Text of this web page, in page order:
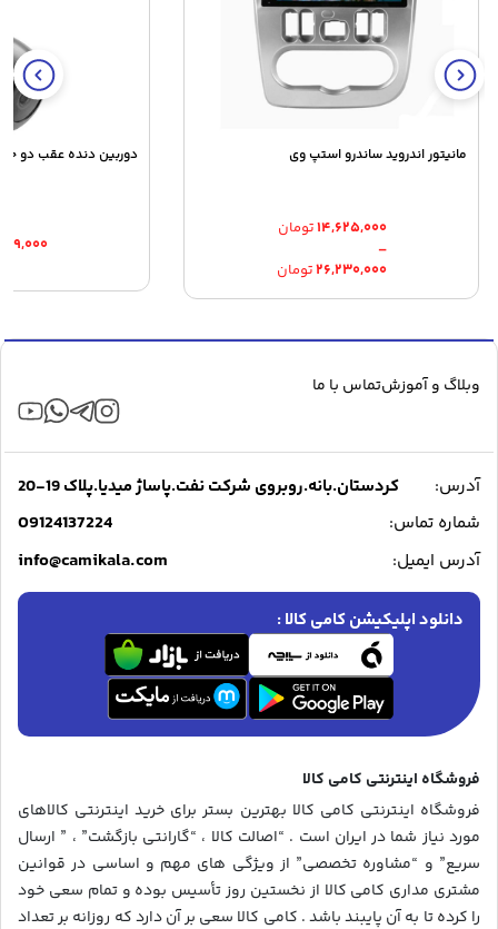
مانیتور اندروید ساندرو استپ وی
۲۶,۲۳۰,۰۰۰تومان
–
۱۴,۶۲۵,۰۰۰تومان
Price
range:
۱۴,۶۲۵,۰۰۰ تومان
۲۶,۲۳۰,۰۰۰ تومان
دوربین دنده عقب دو
وبلاگ و آموزشتماس با ما
آدرس:
کردستان.بانه.روبروی شرکت نفت.پاساژ میدیا.پلاک 19-20
شماره تماس:
09124137224
آدرس ایمیل: info@camikala.com
دانلود اپلیکیشن کامی کالا :
فروشگاه اینترنتی کامی کالا
فروشگاه اینترنتی کامی کالا بهترین بستر برای خرید اینترنتی کالاهای
مورد نیاز شما در ایران است . “اصالت کالا ، “گارانتی بازگشت” ، ” ارسال
سریع” و “مشاوره تخصصی” از ویژگی های مهم و اساسی در قوانین
مشتری مداری کامی کالا از نخستین روز تأسیس بوده و تمام سعی خود
را کرده تا به آن پایبند باشد . کامی کالا سعی بر آن دارد که روزانه بر تعداد